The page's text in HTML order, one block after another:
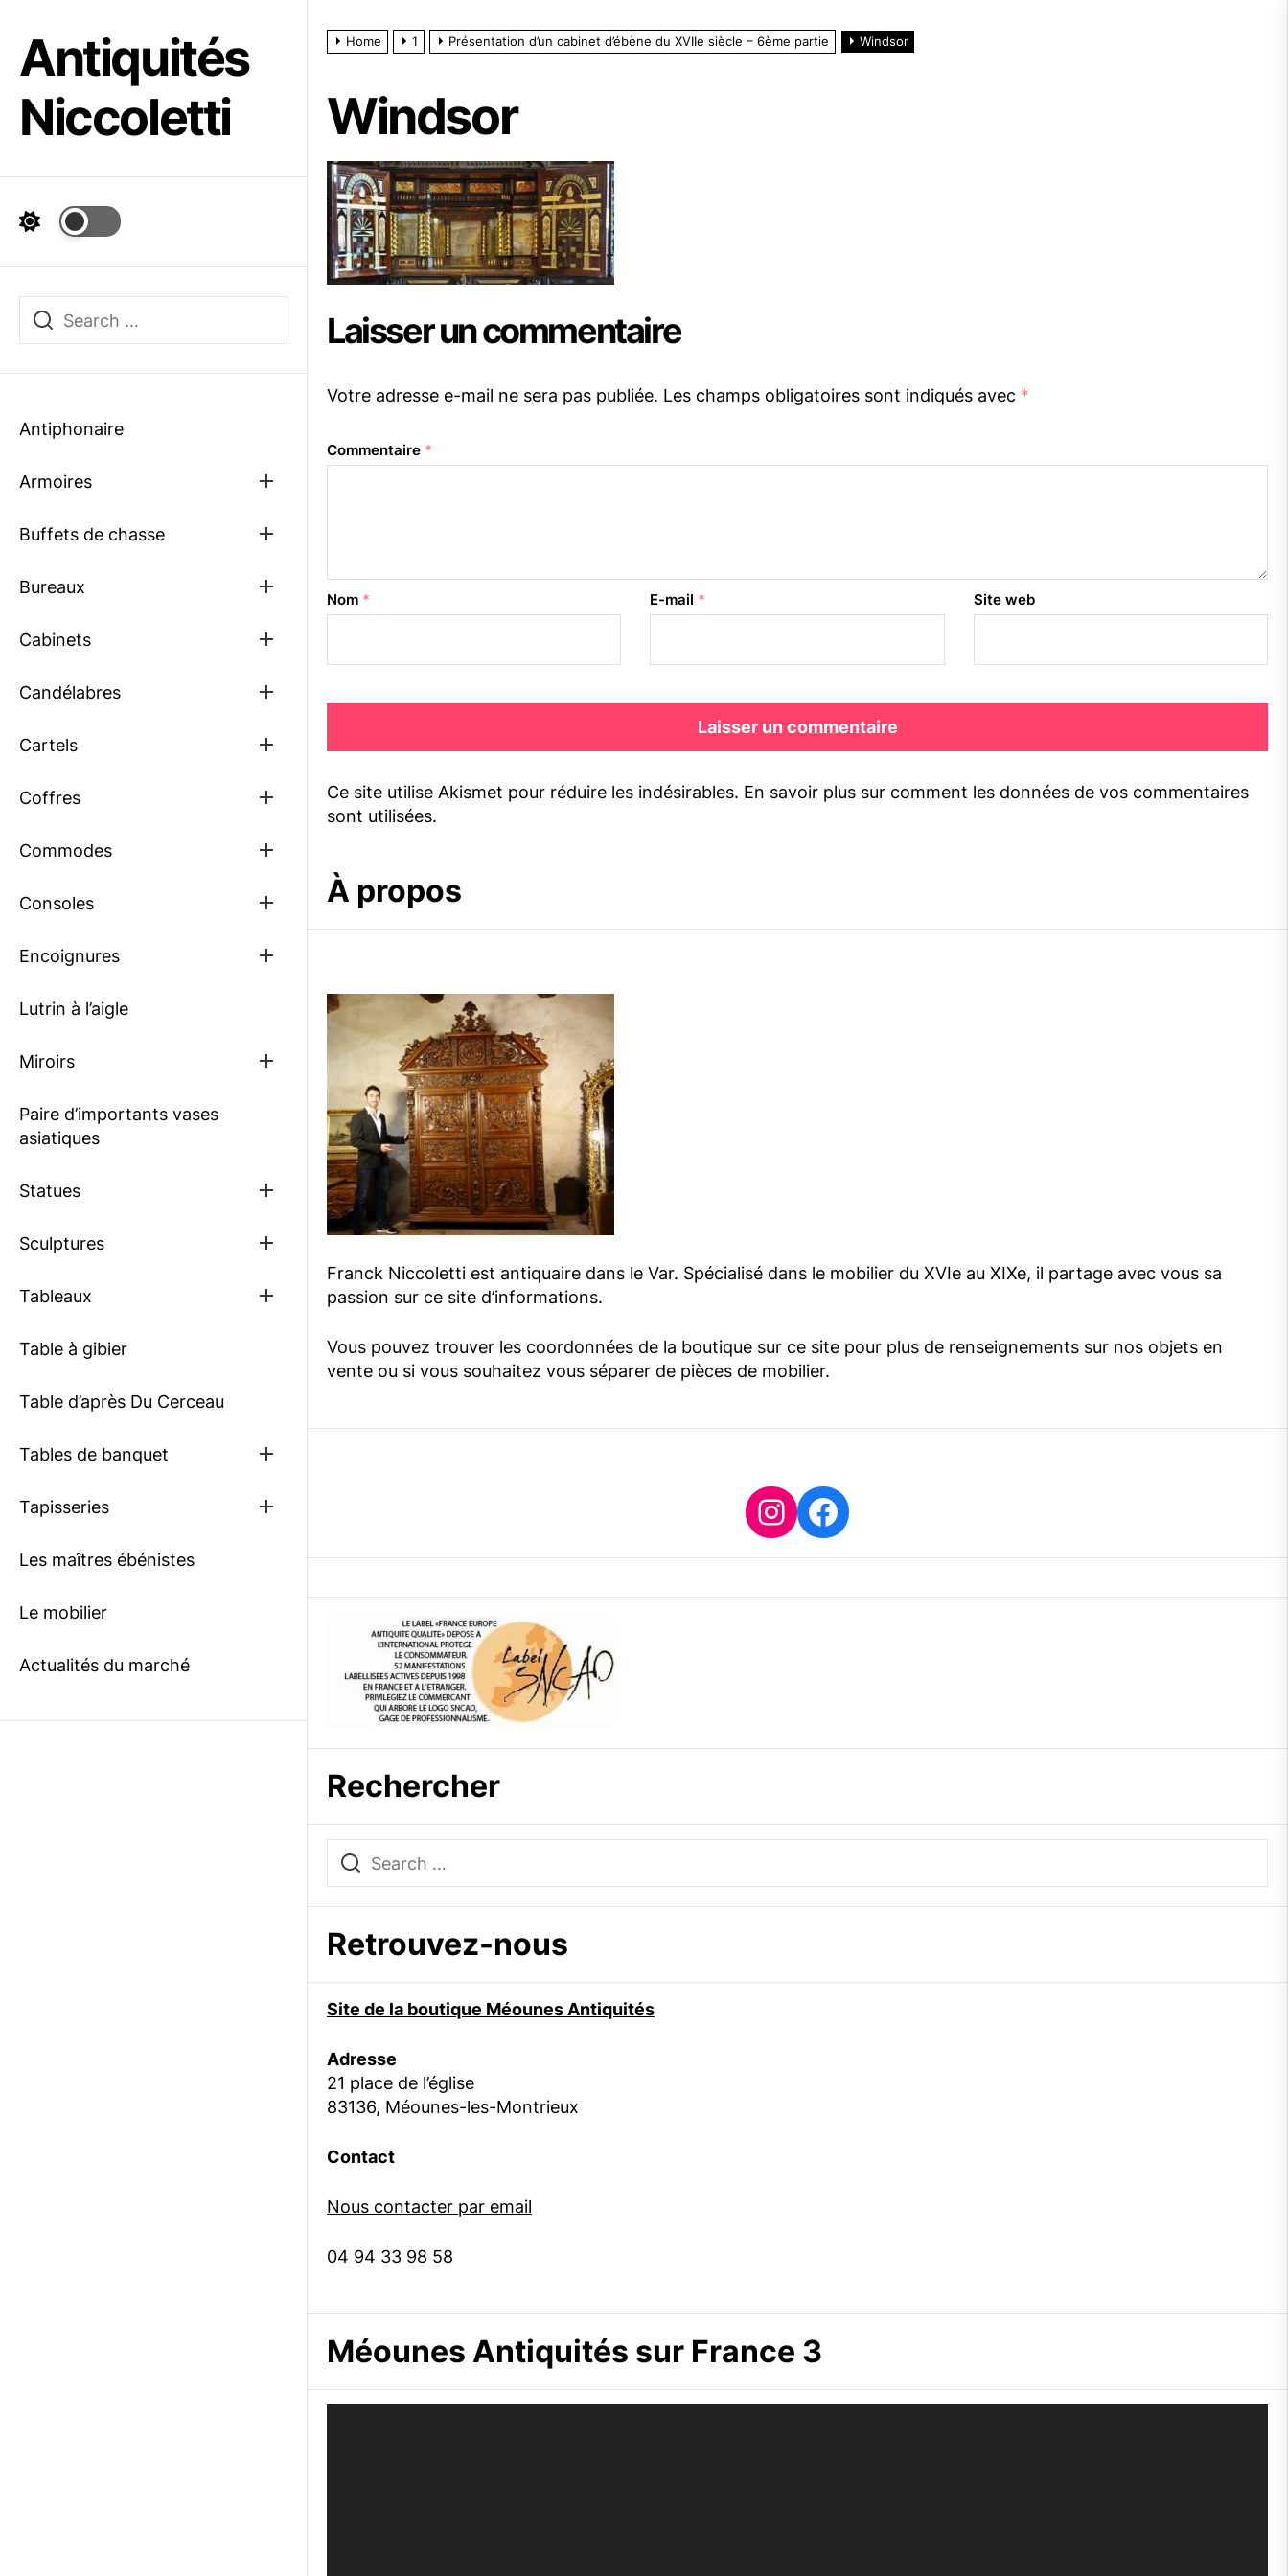
content
Antiquités
Niccoletti
Antiphonaire
Armoires
Show
Buffets de chasse
Show
Bureaux
Show
Cabinets
Show
Candélabres
Show
Cartels
Show
Coffres
Show
Commodes
Show
Consoles
Show
Encoignures
Show
Lutrin à l’aigle
Miroirs
Show
Paire d’importants vases
asiatiques
Statues
Show
Sculptures
Show
Tableaux
Show
Table à gibier
Table d’après Du Cerceau
Tables de banquet
Show
Tapisseries
Show
Les maîtres ébénistes
Le mobilier
Actualités du marché
Home 1 Présentation d’un cabinet d’ébène du XVIIe siècle – 6ème partie Windsor
Windsor
Laisser un commentaire
Votre adresse e-mail ne sera pas publiée. Les champs obligatoires sont indiqués avec *
Commentaire *
Nom * E-mail * Site web
Ce site utilise Akismet pour réduire les indésirables. En savoir plus sur comment les données de vos commentaires
sont utilisées.
À propos
Franck Niccoletti est antiquaire dans le Var. Spécialisé dans le mobilier du XVIe au XIXe, il partage avec vous sa
passion sur ce site d’informations.
Vous pouvez trouver les coordonnées de la boutique sur ce site pour plus de renseignements sur nos objets en
vente ou si vous souhaitez vous séparer de pièces de mobilier.
Instagram
Facebook
Rechercher
Retrouvez-nous
Site de la boutique Méounes Antiquités
Adresse
21 place de l’église
83136, Méounes-les-Montrieux
Contact
Nous contacter par email
04 94 33 98 58
Méounes Antiquités sur France 3